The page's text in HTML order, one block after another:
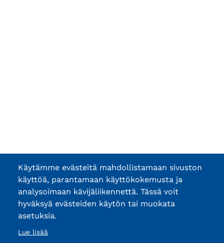
Käytämme evästeitä mahdollistamaan sivuston
käyttöä, parantamaan käyttökokemusta ja
analysoimaan kävijäliikennettä. Tässä voit
hyväksyä evästeiden käytön tai muokata
asetuksia.
Lue lisää